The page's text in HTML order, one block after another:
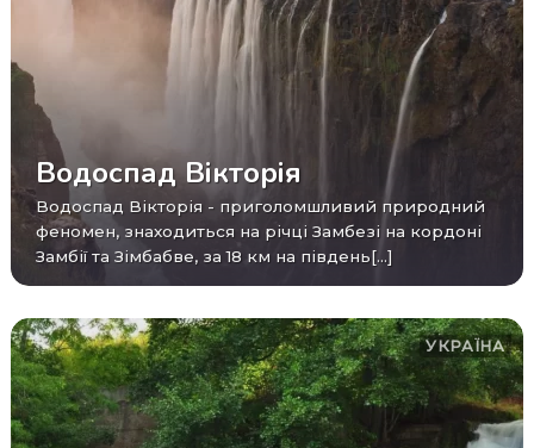
Водоспад Вікторія
Водоспад Вікторія - приголомшливий природний
феномен, знаходиться на річці Замбезі на кордоні
Замбії та Зімбабве, за 18 км на південь[...]
УКРАЇНА